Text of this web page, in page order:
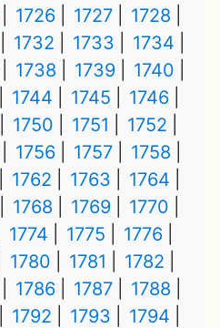
1726 1727
1728
1732 1733
1734
1738 1739
1740
1744 1745
1746
1750 1751
1752
1756 1757
1758
1762 1763
1764
1768 1769
1770
1774 1775
1776
1780 1781
1782
1786 1787
1788
1792 1793
1794